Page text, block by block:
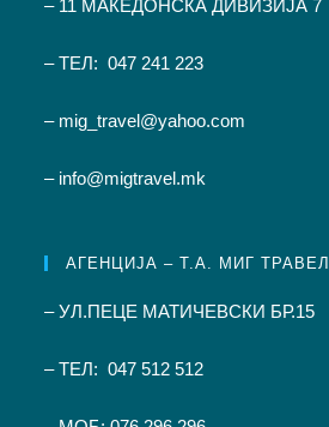
– 11 МАКЕДОНСКА ДИВИЗИЈА 7
– ТЕЛ: 047 241 223
– mig_travel@yahoo.com
– info@migtravel.mk
АГЕНЦИЈА – Т.А. МИГ ТРАВЕЛ
– УЛ.ПЕЦЕ МАТИЧЕВСКИ БР.15
– ТЕЛ: 047 512 512